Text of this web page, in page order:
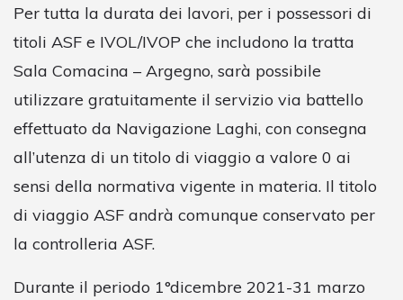
Per tutta la durata dei lavori, per i possessori di
titoli ASF e IVOL/IVOP che includono la tratta
Sala Comacina – Argegno, sarà possibile
utilizzare gratuitamente il servizio via battello
effettuato da Navigazione Laghi, con consegna
all’utenza di un titolo di viaggio a valore 0 ai
sensi della normativa vigente in materia. Il titolo
di viaggio ASF andrà comunque conservato per
la controlleria ASF.
Durante il periodo 1°dicembre 2021-31 marzo